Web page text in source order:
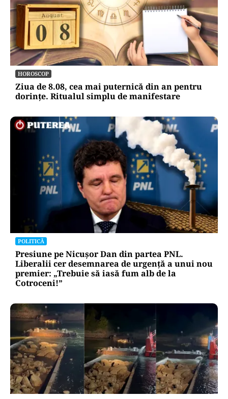
HOROSCOP
Ziua de 8.08, cea mai puternică din an pentru
dorințe. Ritualul simplu de manifestare
POLITICĂ
Presiune pe Nicușor Dan din partea PNL.
Liberalii cer desemnarea de urgență a unui nou
premier: „Trebuie să iasă fum alb de la
Cotroceni!”